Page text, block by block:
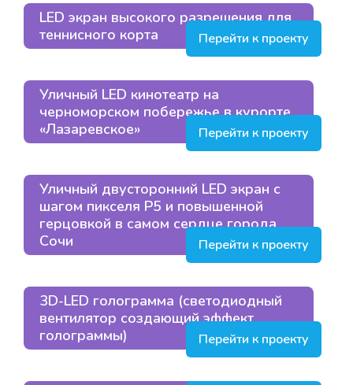
LED экран высокого разрешения для
теннисного корта
Перейти к проекту
Уличный LED кинотеатр на
черноморском побережье в курорте
«Лазаревское»
Перейти к проекту
Уличный двусторонний LED экран с
шагом пикселя Р5 и повышенной
герцовкой в самом сердце города
Сочи
Перейти к проекту
3D-LED голограмма (светодиодный
вентилятор создающий эффект
голограммы)
Перейти к проекту